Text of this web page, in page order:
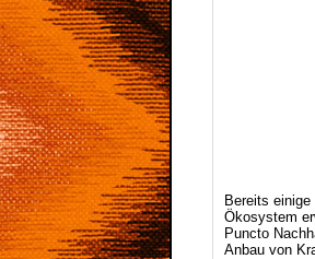
Bereits
Ökosystem
Puncto
Anbau von